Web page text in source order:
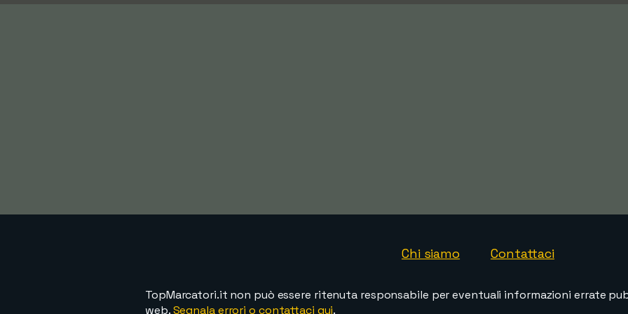
Chi siamo Contattaci
TopMarcatori.it non può essere ritenuta responsabile per eventuali informazioni errate
web.Segnala errori o contattaci qui.